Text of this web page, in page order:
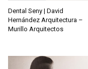
Dental Seny | David
Hernández Arquitectura –
Murillo Arquitectos